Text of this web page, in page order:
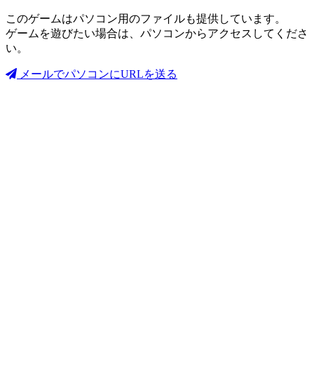
このゲームはパソコン用のファイルも提供しています。
ゲームを遊びたい場合は、パソコンからアクセスしてくださ
い。
メールでパソコンにURLを送る